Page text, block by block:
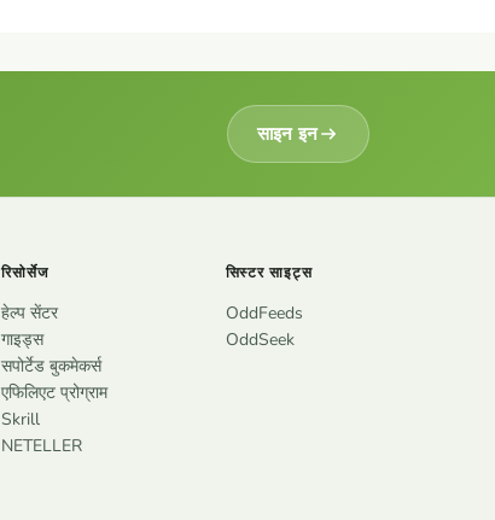
Polski· पोलिश
Română· रोमानियाई
Български
साइन इन
रिसोर्सेज
हेल्प सेंटर
गाइड्स
सपोर्टेड बुकमेकर्स
एफिलिएट प्रोग्राम
Skrill
NETELLER
सिस्टर साइट्स
OddFeeds
OddSeek